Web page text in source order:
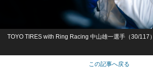
TOYO TIRES with Ring Racing 中山雄一選手（30/117）
この記事へ戻る